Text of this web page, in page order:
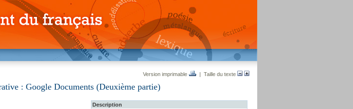
Version imprimable | Taille du texte
: Google Documents (Deuxième partie)
Description